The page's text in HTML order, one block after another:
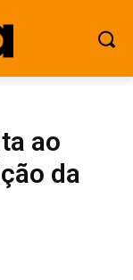
ao
da